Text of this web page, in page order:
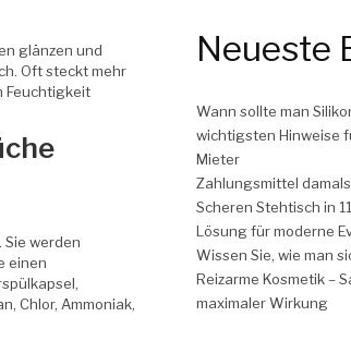
glänzen und
Oft steckt mehr
Feuchtigkeit
werden
einen
Chlor, Ammoniak,
Neueste
Wann sollte man
wichtigsten Hinweise
Mieter
Zahlungsmittel
Scheren Stehtisch in
Lösung für moderne
Wissen Sie, wie man
Reizarme Kosmetik –
maximaler Wirkung